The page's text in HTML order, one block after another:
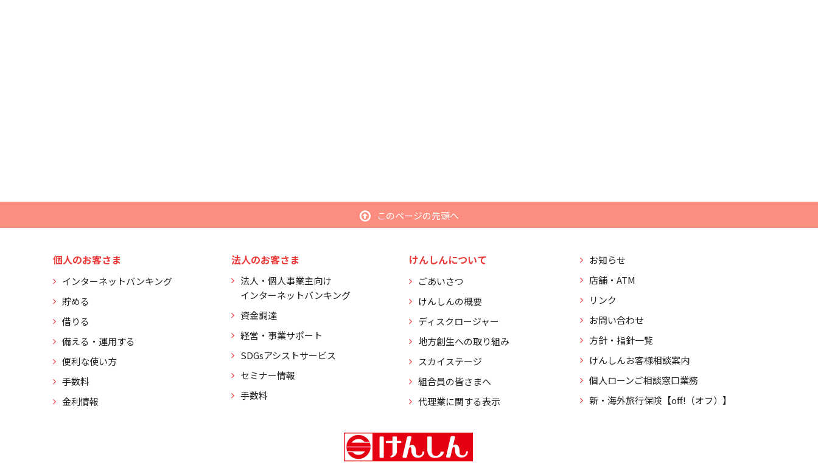
このページの先頭へ
個人のお客さま
インターネットバンキング
貯める
借りる
備える・運用する
便利な使い方
手数料
金利情報
法人のお客さま
法人・個人事業主向け
インターネットバンキング
資金調達
経営・事業サポート
SDGsアシストサービス
セミナー情報
手数料
けんしんについて
ごあいさつ
けんしんの概要
ディスクロージャー
地方創生への取り組み
スカイステージ
組合員の皆さまへ
代理業に関する表示
お知らせ
店舗・ATM
リンク
お問い合わせ
方針・指針一覧
けんしんお客様相談案内
個人ローンご相談窓口業務
新・海外旅行保険【off!（オフ）】